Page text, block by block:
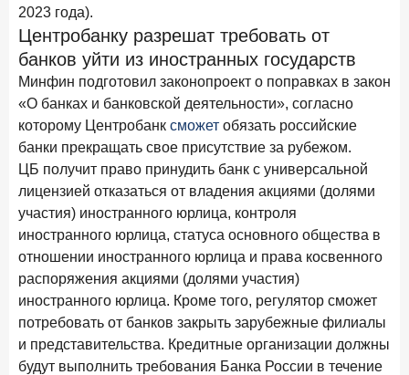
28 мая 2026 года
Доверие становится главным фактором на рынке
Private banking
25 мая 2026 года
Ипотека в России: итоги апреля 2026 года в цифрах
13 мая 2026 года ИССЛЕДОВАНИЕ
«Ни один зарубежный private банк не может
сравниться с российским»
6 мая 2026 года ИССЛЕДОВАНИЕ
По итогам апреля 2026 года объем выдач кредитов
составил 968 млрд руб.
29 апреля 2026 года ИССЛЕДОВАНИЕ
Конкуренция на рынке инвестиционно-страховых
продуктов усиливается
2023 года).
Центробанку разрешат требовать от
банков уйти из иностранных государств
Минфин подготовил законопроект о поправках в закон
«О банках и банковской деятельности», согласно
которому Центробанк сможет обязать российские
банки прекращать свое присутствие за рубежом.
ЦБ получит право принудить банк с универсальной
лицензией отказаться от владения акциями (долями
участия) иностранного юрлица, контроля
иностранного юрлица, статуса основного общества в
отношении иностранного юрлица и права косвенного
распоряжения акциями (долями участия)
иностранного юрлица. Кроме того, регулятор сможет
потребовать от банков закрыть зарубежные филиалы
и представительства. Кредитные организации должны
будут выполнить требования Банка России в течение